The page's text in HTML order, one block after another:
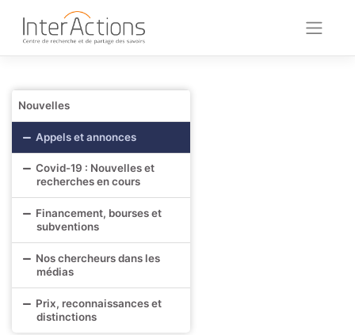
content
Nouvelles
Appels et annonces
Covid-19 : Nouvelles et
recherches en cours
Financement, bourses et
subventions
Nos chercheurs dans les
médias
Prix, reconnaissances et
distinctions